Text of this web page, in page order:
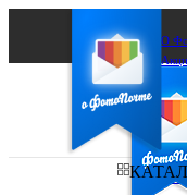
О
FAQ